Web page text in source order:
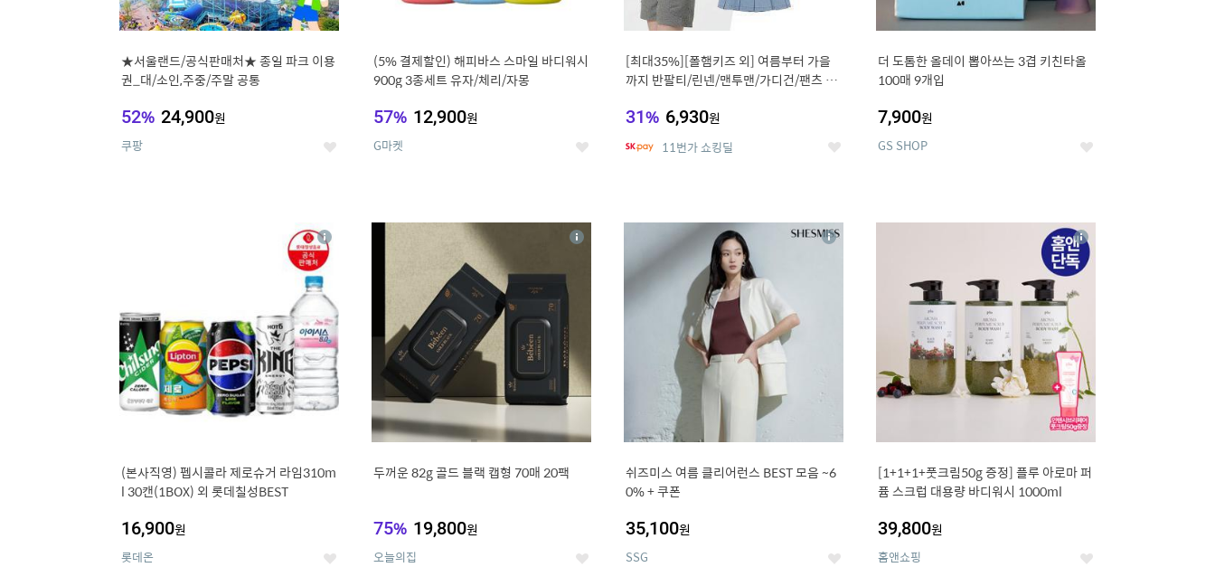
★서울랜드/공식판매처★ 종일 파크 이용
권_대/소인,주중/주말 공통
52% 24,900원
쿠팡 좋
(5% 결제할인) 해피바스 스마일 바디워시
900g 3종세트 유자/체리/자몽
57% 12,900원
G마켓 좋
[최대35%][폴햄키즈 외] 여름부터 가을
까지 반팔티/린넨/맨투맨/가디건/팬츠 외
31% 6,930원
11번가 쇼킹딜 좋
더 도톰한 올데이 뽑아쓰는 3겹 키친타올
100매 9개입
7,900원
GS SHOP 좋
(본사직영) 펩시콜라 제로슈거 라임310m
l 30캔(1BOX) 외 롯데칠성BEST
16,900원
롯데온 좋
상
세
14
두꺼운 82g 골드 블랙 캡형 70매 20팩
75% 19,800원
오늘의집 좋
상
15
쉬즈미스 여름 클리어런스 BEST 모음 ~6
0% + 쿠폰
35,100원
SSG 좋
상
16
[1+1+1+풋크림50g 증정] 플루 아로마 퍼
퓸 스크럽 대용량 바디워시 1000ml
39,800원
홈앤쇼핑 좋
상
세